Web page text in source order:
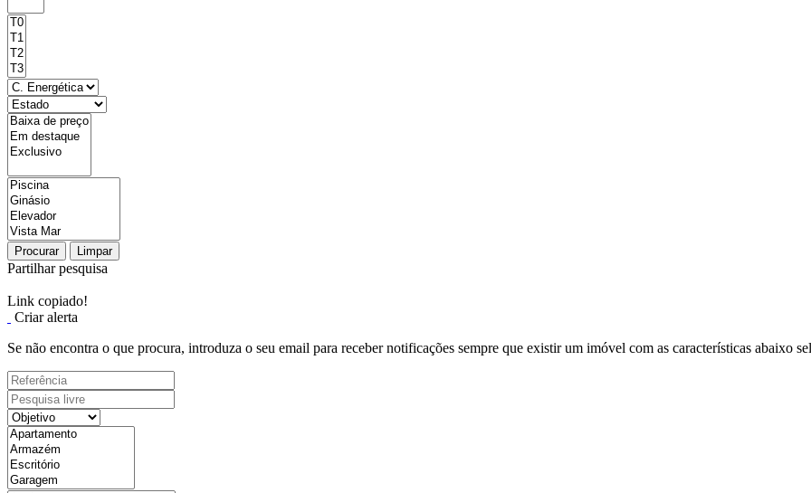
Procurar Limpar
Partilhar pesquisa
Link copiado!
Criar alerta
Se não encontra o que procura, introduza o seu email para receber notificações sempre que existir um imóvel com as características abaixo